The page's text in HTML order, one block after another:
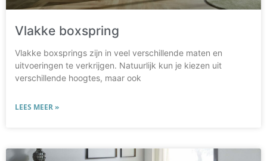
Vlakke boxspring
Vlakke boxsprings zijn in veel verschillende maten en
uitvoeringen te verkrijgen. Natuurlijk kun je kiezen uit
verschillende hoogtes, maar ook
LEES MEER »